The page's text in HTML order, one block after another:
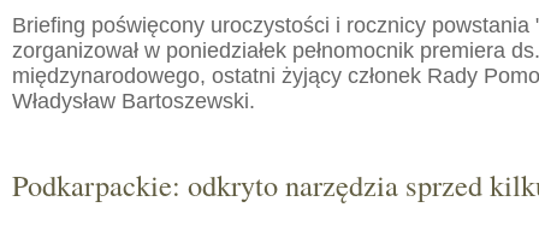
Briefing poświęcony uroczystości i rocznicy powstania
zorganizował w poniedziałek pełnomocnik premiera
międzynarodowego, ostatni żyjący członek Rady
Władysław Bartoszewski.
Podkarpackie: odkryto narzędzia sprzed